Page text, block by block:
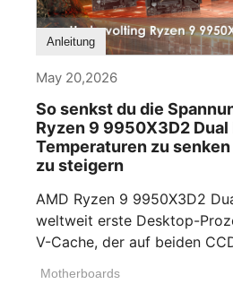
Anleitung
May 20,2026
So senkst du die
Ryzen 9 9950X3D2 Dual
Temperaturen zu
zu steigern
AMD Ryzen 9 9950X3D2
weltweit erste Desktop-
V-Cache, der auf beiden
Motherboards